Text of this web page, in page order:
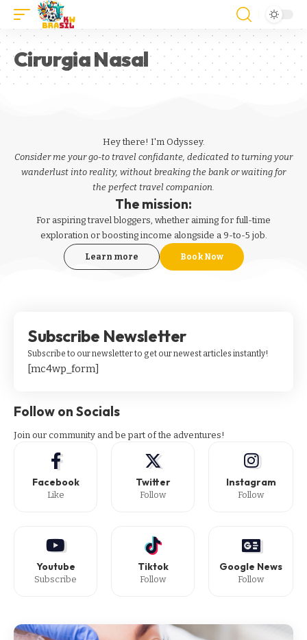
Cirurgia Nasal
Hey there! I'm Odyssey.
Consider me your go-to travel confidante, dedicated to turning your
wanderlust into reality, without breaking the bank or waiting for
the perfect travel companion.
The mission:
For aspiringtravel bloggers, whether aiming for full-time
exploration or boosting income alongside a 9-to-5 job.
Learn more Book Now
Subscribe Newsletter
Subscribe to our newsletter to get our newest articles instantly!
[mc4wp_form]
Follow on Socials
Join our community and be part of the adventures!
Facebook
Like
Twitter
Follow
Instagram
Follow
Youtube
Subscribe
Tiktok
Follow
Google News
Follow